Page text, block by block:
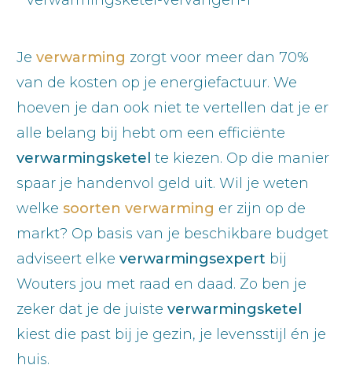
Je verwarming zorgt voor meer dan 70%
van de kosten op je energiefactuur. We
hoeven je dan ook niet te vertellen dat je er
alle belang bij hebt om een efficiënte
verwarmingsketel te kiezen. Op die manier
spaar je handenvol geld uit. Wil je weten
welke soorten verwarming er zijn op de
markt? Op basis van je beschikbare budget
adviseert elke verwarmingsexpert bij
Wouters jou met raad en daad. Zo ben je
zeker dat je de juiste verwarmingsketel
kiest die past bij je gezin, je levensstijl én je
huis.